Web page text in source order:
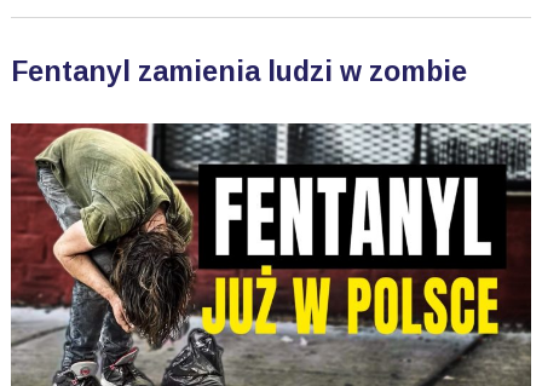
Fentanyl zamienia ludzi w zombie